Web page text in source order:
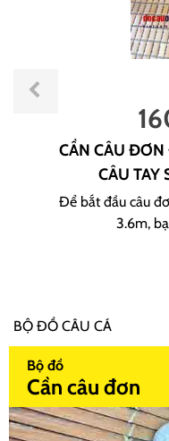
CẦN CÂU
CÂU TAY
Để bắt đầu câu
3.6m,
BỘ ĐỒ CÂU CÁ
Bộ đồ
Cần câu đơn